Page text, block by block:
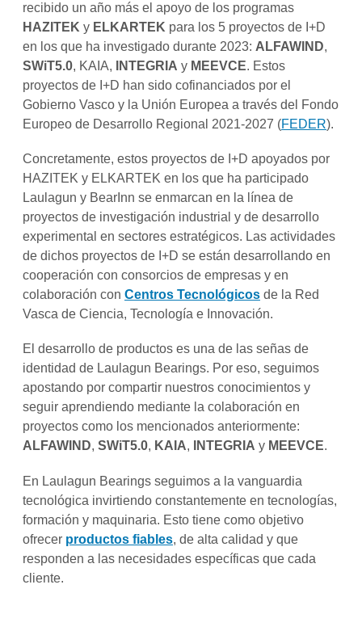
recibido un año más el apoyo de los programas
HAZITEK y ELKARTEK para los 5 proyectos de I+D
en los que ha investigado durante 2023: ALFAWIND,
SWiT5.0, KAIA, INTEGRIA y MEEVCE. Estos
proyectos de I+D han sido cofinanciados por el
Gobierno Vasco y la Unión Europea a través del Fondo
Europeo de Desarrollo Regional 2021-2027 (FEDER).
Concretamente, estos proyectos de I+D apoyados por
HAZITEK y ELKARTEK en los que ha participado
Laulagun y BearInn se enmarcan en la línea de
proyectos de investigación industrial y de desarrollo
experimental en sectores estratégicos. Las actividades
de dichos proyectos de I+D se están desarrollando en
cooperación con consorcios de empresas y en
colaboración con Centros Tecnológicos de la Red
Vasca de Ciencia, Tecnología e Innovación.
El desarrollo de productos es una de las señas de
identidad de Laulagun Bearings. Por eso, seguimos
apostando por compartir nuestros conocimientos y
seguir aprendiendo mediante la colaboración en
proyectos como los mencionados anteriormente:
ALFAWIND, SWiT5.0, KAIA, INTEGRIA y MEEVCE.
En Laulagun Bearings seguimos a la vanguardia
tecnológica invirtiendo constantemente en tecnologías,
formación y maquinaria. Esto tiene como objetivo
ofrecer productos fiables, de alta calidad y que
responden a las necesidades específicas que cada
cliente.